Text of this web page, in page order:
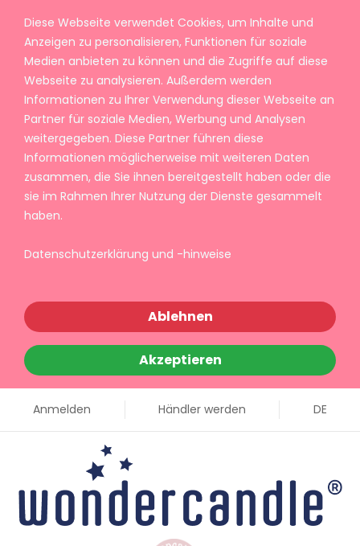
Diese Webseite verwendet Cookies, um Inhalte und
Anzeigen zu personalisieren, Funktionen für soziale
Medien anbieten zu können und die Zugriffe auf diese
Webseite zu analysieren. Außerdem werden
Informationen zu Ihrer Verwendung dieser Webseite an
Partner für soziale Medien, Werbung und Analysen
weitergegeben. Diese Partner führen diese
Informationen möglicherweise mit weiteren Daten
zusammen, die Sie ihnen bereitgestellt haben oder die
sie im Rahmen Ihrer Nutzung der Dienste gesammelt
haben.
Datenschutzerklärung und -hinweise
Ablehnen
Akzeptieren
Anmelden Händler werden DE